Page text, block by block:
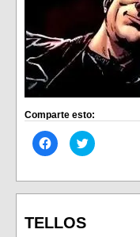
Comparte esto:
Haz
clic
en
(Se
en
una
Haz
clic
en
(Se
TELLOS